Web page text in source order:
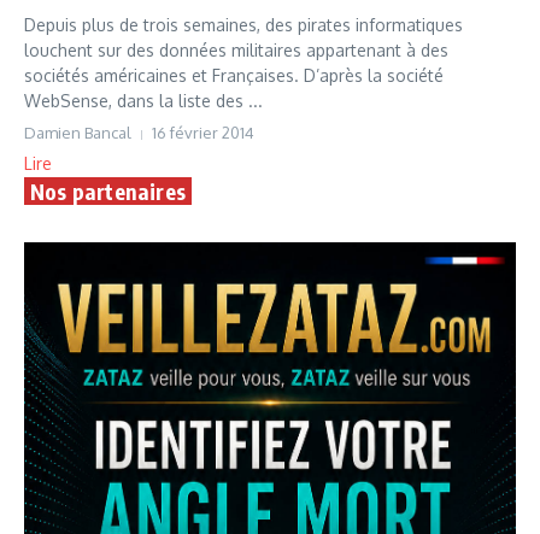
Depuis plus de trois semaines, des pirates informatiques
louchent sur des données militaires appartenant à des
sociétés américaines et Françaises. D’après la société
WebSense, dans la liste des ...
Damien Bancal 16 février 2014
Lire
Nos partenaires